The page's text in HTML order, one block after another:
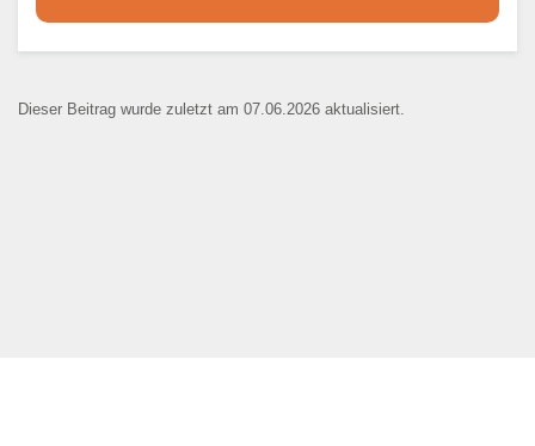
Kontaktaufnahme und ist nicht
Dieser Beitrag wurde zuletzt am 07.06.2026 aktualisiert.